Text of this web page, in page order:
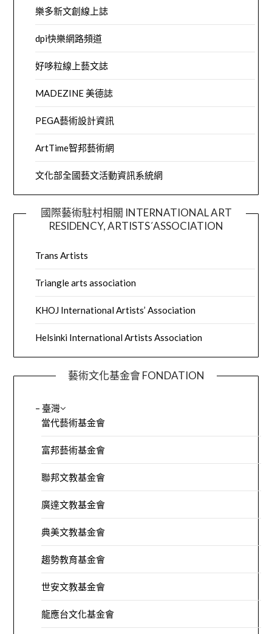
樂多新文創線上誌
dpi快樂網路頻道
好哆粒線上藝文誌
MADEZINE 美德誌
PEGA藝術設計資訊
ArtTime智邦藝術網
文化部全國藝文活動資訊系統網
國際藝術駐村相關 INTERNATIONAL ART
RESIDENCY, ARTISTS´ASSOCIATION
Trans Artists
Triangle arts association
KHOJ International Artists’ Association
Helsinki International Artists Association
藝術文化基金會 FONDATION
– 臺灣
當代藝術基金會
富邦藝術基金會
聯邦文教基金會
廣達文教基金會
典美文教基金會
趨勢教育基金會
世安文教基金會
龍應台文化基金會